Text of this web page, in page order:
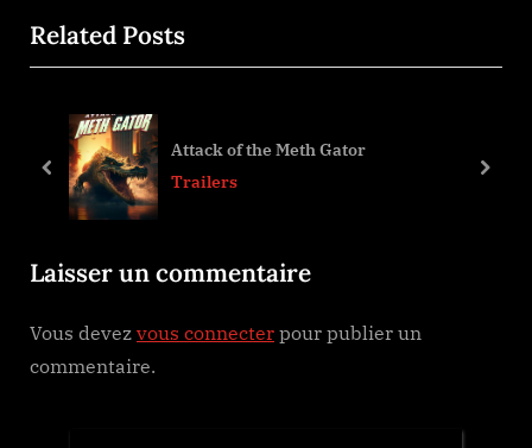
de
l’article
e
v
u
o
t
:
t
Related Posts
Attack of the Meth Gator
Trailers
prev next
Laisser un commentaire
Vous devez vous connecter pour publier un
commentaire.